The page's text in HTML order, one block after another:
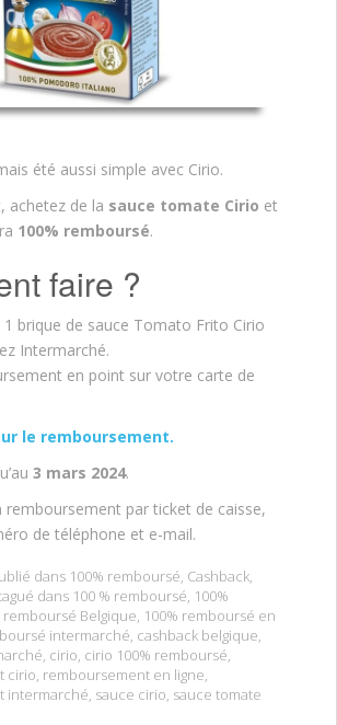
été aussi simple avec Cirio.
achetez de la sauce tomate Cirio et
100% remboursé.
faire ?
1 brique de sauce Tomato Frito Cirio
Intermarché.
en point sur votre carte de
le remboursement.
3 mars 2024.
remboursement par ticket de caisse,
de téléphone et e-mail.
dans 100% remboursé, Cashback,
dans 100 % remboursé, 100%
remboursé Belgique, 100% remboursé en
intermarché, cashback belgique,
, cirio, cirio 100% remboursé,
cirio, remboursement en ligne,
intermarché, sauce cirio, sauce tomate